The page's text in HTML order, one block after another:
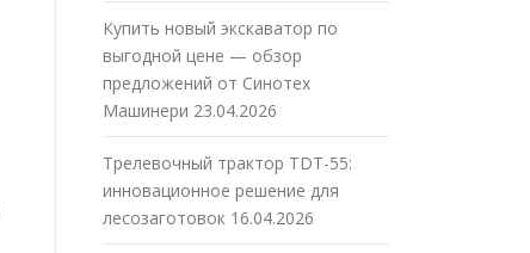
Купить новый экскаватор по
выгодной цене — обзор
предложений от Синотех
Машинери 23.04.2026
Трелевочный трактор TDT-55:
инновационное решение для
лесозаготовок 16.04.2026